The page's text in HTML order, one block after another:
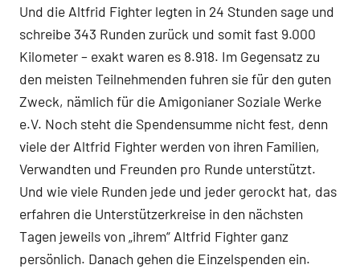
Und die Altfrid Fighter legten in 24 Stunden sage und
schreibe 343 Runden zurück und somit fast 9.000
Kilometer – exakt waren es 8.918. Im Gegensatz zu
den meisten Teilnehmenden fuhren sie für den guten
Zweck, nämlich für die Amigonianer Soziale Werke
e.V. Noch steht die Spendensumme nicht fest, denn
viele der Altfrid Fighter werden von ihren Familien,
Verwandten und Freunden pro Runde unterstützt.
Und wie viele Runden jede und jeder gerockt hat, das
erfahren die Unterstützerkreise in den nächsten
Tagen jeweils von „ihrem“ Altfrid Fighter ganz
persönlich. Danach gehen die Einzelspenden ein.